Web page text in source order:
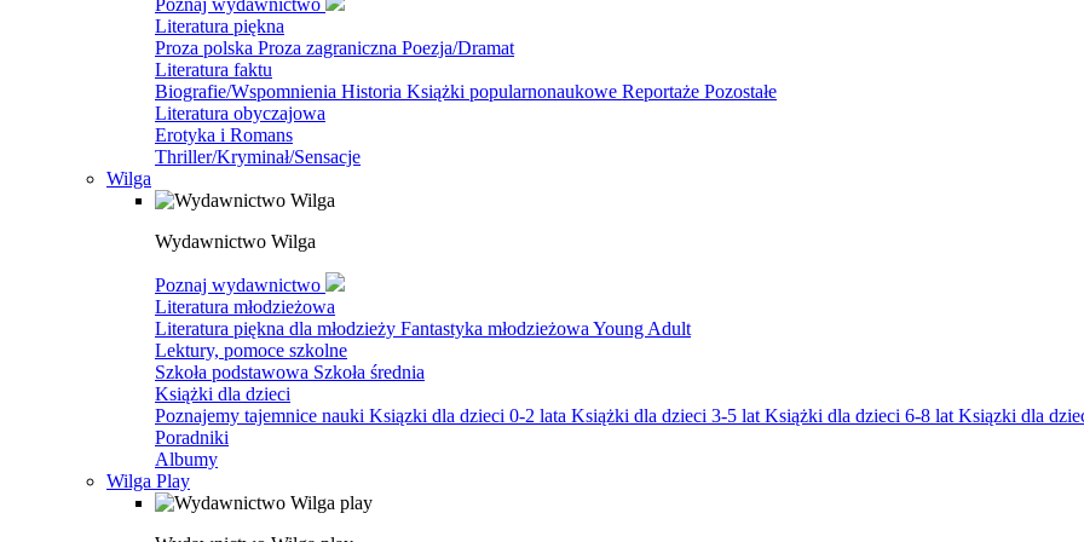
Poznaj wydawnictwo
Literatura piękna
Proza polska Proza zagraniczna Poezja/Dramat
Literatura faktu
Biografie/Wspomnienia Historia Książki popularnonaukowe Reportaże Pozostałe
Literatura obyczajowa
Erotyka i Romans
Thriller/Kryminał/Sensacje
Wilga
Wydawnictwo Wilga
Poznaj wydawnictwo
Literatura młodzieżowa
Literatura piękna dla młodzieży Fantastyka młodzieżowa Young Adult
Lektury, pomoce szkolne
Szkoła podstawowa Szkoła średnia
Książki dla dzieci
Poznajemy tajemnice nauki Ksiązki dla dzieci 0-2 lata Książki dla dzieci 3-5 lat Książki dla dzieci 6-8 lat Ksiązki dla
Poradniki
Albumy
Wilga Play